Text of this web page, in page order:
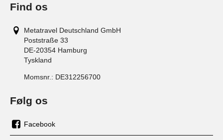
Find os
Metatravel Deutschland GmbH
Poststraße 33
DE-20354 Hamburg
Tyskland
Momsnr.: DE312256700
Følg os
os
Facebook